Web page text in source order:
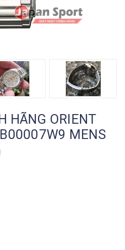
HÃNG ORIENT
MENS